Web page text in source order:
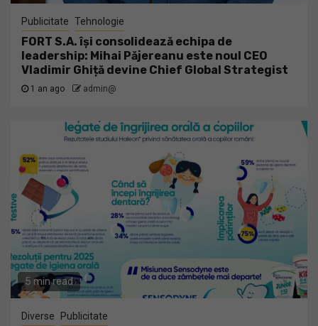
Publicitate Tehnologie
FORT S.A. își consolidează echipa de
leadership: Mihai Păjereanu este noul CEO
Vladimir Ghiță devine Chief Global Strategist
1 an ago admin@
5 min read
Diverse Publicitate